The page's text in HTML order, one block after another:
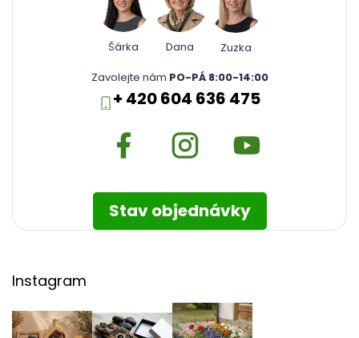
Šárka Dana
Zuzka
Zavolejte nám PO-PÁ 8:00-14:00
+ 420 604 636 475
Stav objednávky
Instagram